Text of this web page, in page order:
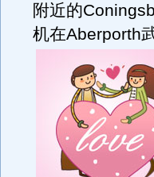
附近的
机在Aberporth